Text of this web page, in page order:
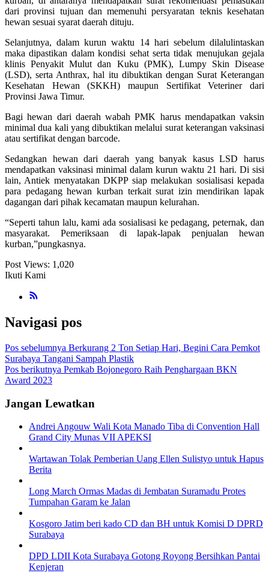
dari provinsi tujuan dan memenuhi persyaratan teknis kesehatan
hewan sesuai syarat daerah dituju.
Selanjutnya, dalam kurun waktu 14 hari sebelum dilalulintaskan
maka dipastikan dalam kondisi sehat serta tidak menujukan gejala
klinis Penyakit Mulut dan Kuku (PMK), Lumpy Skin Disease
(LSD), serta Anthrax, hal itu dibuktikan dengan Surat Keterangan
Kesehatan Hewan (SKKH) maupun Sertifikat Veteriner dari
Provinsi Jawa Timur.
Bagi hewan dari daerah wabah PMK harus mendapatkan vaksin
minimal dua kali yang dibuktikan melalui surat keterangan vaksinasi
atau sertifikat dengan barcode.
Sedangkan hewan dari daerah yang banyak kasus LSD harus
mendapatkan vaksinasi minimal dalam kurun waktu 21 hari. Di sisi
lain, Antiek menyatakan DKPP siap melakukan sosialisasi kepada
para pedagang hewan kurban terkait surat izin mendirikan lapak
dagangan dari pihak kecamatan maupun kelurahan.
“Seperti tahun lalu, kami ada sosialisasi ke pedagang, peternak, dan
masyarakat. Pemeriksaan di lapak-lapak penjualan hewan
kurban,”pungkasnya.
Post Views: 1,020
Ikuti Kami
Navigasi pos
Pos sebelumnya Berkurang 2 Ton Setiap Hari, Begini Cara Pemkot
Surabaya Tangani Sampah Plastik
Pos berikutnya Pemkab Bojonegoro Raih Penghargaan BKN
Award 2023
Jangan Lewatkan
Andrei Angouw Wali Kota Manado Tiba di Convention Hall
Grand City Munas VII APEKSI
Wartawan Tolak Pemberian Uang Ellen Sulistyo untuk Hapus
Berita
Long March Ormas Madas di Jembatan Suramadu Protes
Tumpahan Garam ke Jalan
Kosgoro Jatim beri kado CD dan BH untuk Komisi D DPRD
Surabaya
DPD LDII Kota Surabaya Gotong Royong Bersihkan Pantai
Kenjeran